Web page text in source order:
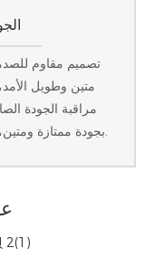
تصميم مقاوم
متين وطويل
مراقبة الجودة
بجودة ممتازة ومتين، مما يوفر المزيد من الحماية للإبداع.